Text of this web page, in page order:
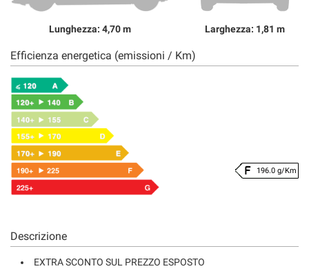
Lunghezza: 4,70 m Larghezza: 1,81 m
Efficienza energetica (emissioni / Km)
196.0 g/Km
Descrizione
EXTRA SCONTO SUL PREZZO ESPOSTO